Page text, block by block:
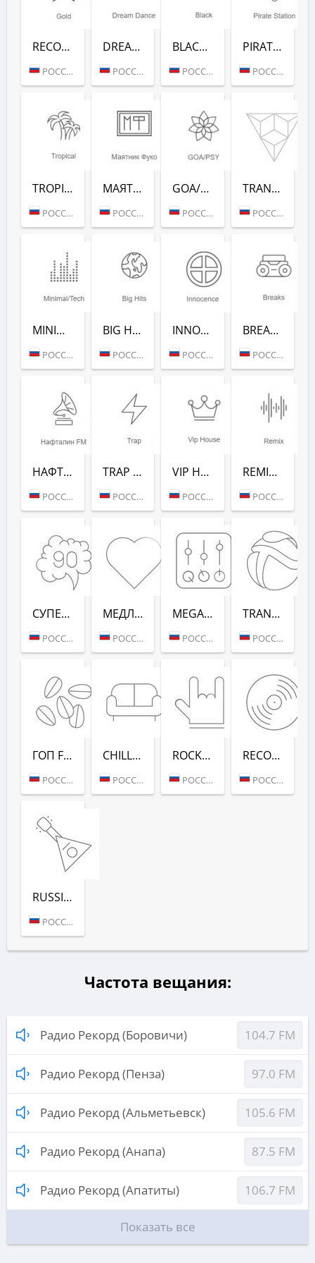
RECORD GOLD (РАДИО РЕКОРД)
РОССИЯ (МОСКВА)
DREAM DANCE (РАДИО РЕКОРД)
РОССИЯ (МОСКВА)
BLACK RAP (РАДИО РЕКОРД)
РОССИЯ (МОСКВА)
PIRATE STATION (РАДИО РЕКОРД)
РОССИЯ (МОСКВА)
TROPICAL (РАДИО РЕКОРД)
РОССИЯ (МОСКВА)
МАЯТНИК ФУКО (РАДИО РЕКОРД)
РОССИЯ (МОСКВА)
GOA/PSY (РАДИО РЕКОРД)
РОССИЯ (МОСКВА)
TRANCE CLASSICS (РАДИО РЕКОРД)
РОССИЯ (МОСКВА)
MINIMAL/TECH (РАДИО РЕКОРД)
РОССИЯ (МОСКВА)
BIG HITS (РАДИО РЕКОРД)
РОССИЯ (МОСКВА)
INNOCENCE (РАДИО РЕКОРД)
РОССИЯ (МОСКВА)
BREAKS (РАДИО РЕКОРД)
РОССИЯ (МОСКВА)
НАФТАЛИН FM (РАДИО РЕКОРД)
РОССИЯ (МОСКВА)
TRAP (РАДИО РЕКОРД)
РОССИЯ (МОСКВА)
VIP HOUSE (РАДИО РЕКОРД)
РОССИЯ (МОСКВА)
REMIX (РАДИО РЕКОРД)
РОССИЯ (МОСКВА)
СУПЕРДИСКОТЕКА 90-Х (РАДИО РЕКОРД)
РОССИЯ (МОСКВА)
МЕДЛЯК FM (РАДИО РЕКОРД)
РОССИЯ (МОСКВА)
MEGAMIX (РАДИО РЕКОРД)
РОССИЯ (МОСКВА)
TRANCEMISSION (РАДИО РЕКОРД)
РОССИЯ (МОСКВА)
ГОП FM (РАДИО РЕКОРД)
РОССИЯ (МОСКВА)
CHILL-OUT (РАДИО РЕКОРД)
РОССИЯ (МОСКВА)
ROCK (РАДИО РЕКОРД)
РОССИЯ (МОСКВА)
RECORD DEEP (РАДИО РЕКОРД)
РОССИЯ (МОСКВА)
RUSSIAN MIX (РАДИО РЕКОРД)
РОССИЯ (МОСКВА)
Частота вещания:
Радио Рекорд (Боровичи) 104.7 FM
Радио Рекорд (Пенза) 97.0 FM
Радио Рекорд (Альметьевск) 105.6 FM
Радио Рекорд (Анапа) 87.5 FM
Радио Рекорд (Апатиты) 106.7 FM
Показать все